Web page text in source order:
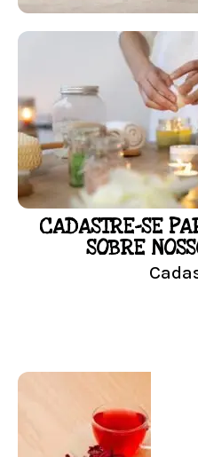
FLORAL DE BACH
Responda as
floral em casa.
Resultado na hora!
Conheça mais e
LOJA
CADASTRE-SE
SOBRE